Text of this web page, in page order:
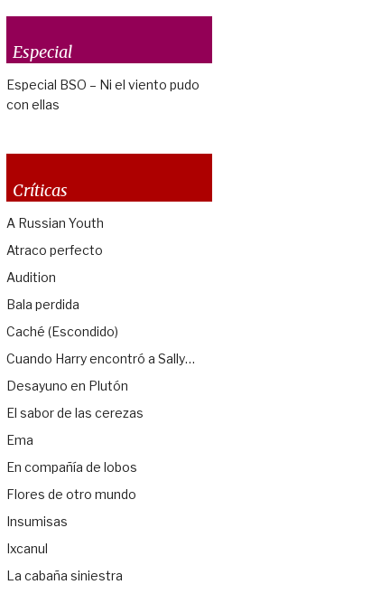
Especial
Especial BSO – Ni el viento pudo
con ellas
Críticas
A Russian Youth
Atraco perfecto
Audition
Bala perdida
Caché (Escondido)
Cuando Harry encontró a Sally…
Desayuno en Plutón
El sabor de las cerezas
Ema
En compañía de lobos
Flores de otro mundo
Insumisas
Ixcanul
La cabaña siniestra